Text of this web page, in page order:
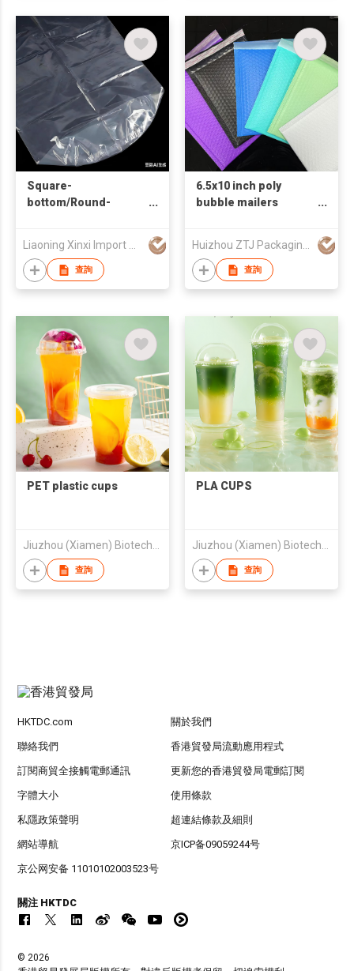
Square-
bottom/Round-
查詢
6.5x10 inch poly
bubble mailers
查詢
PET plastic cups
Jiuzhou (Xiamen) Biotechnology Co., Ltd.
查詢
PLA CUPS
Jiuzhou (Xiamen) Biotechnology Co., Ltd.
查詢
HKTDC.com 關於我們
聯絡我們 香港貿發局流動應用程式
訂閱商貿全接觸電郵通訊 更新您的香港貿發局電郵訂閱
字體大小 使用條款
私隱政策聲明 超連結條款及細則
網站導航 京ICP备09059244号
京公网安备 11010102003523号
關注 HKTDC
© 2026